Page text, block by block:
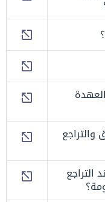
والتراجع
التراجع